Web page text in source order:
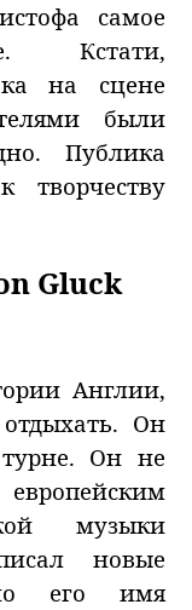
самое
Кстати,
на сцене
были
Публика
творчеству
Gluck
Англии,
Он
Он не
музыки
новые
его имя